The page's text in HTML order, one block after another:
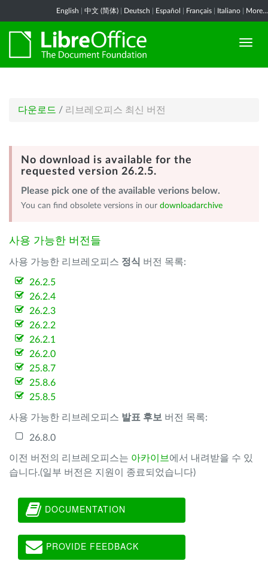
English 中文 (简体) Deutsch Español Français Italiano More...
다운로드 / 리브레오피스 최신 버전
No download is available for the
requested version 26.2.5.
Please pick one of the available verions below.
You can find obsolete versions in our downloadarchive
사용 가능한 버전들
사용 가능한 리브레오피스 정식 버전 목록:
26.2.5
26.2.4
26.2.3
26.2.2
26.2.1
26.2.0
25.8.7
25.8.6
25.8.5
사용 가능한 리브레오피스 발표 후보 버전 목록:
26.8.0
이전 버전의 리브레오피스는 아카이브 에서 내려받을 수 있
습니다.(일부 버전은 지원이 종료되었습니다)
DOCUMENTATION
PROVIDE FEEDBACK